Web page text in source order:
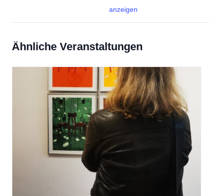
anzeigen
Ähnliche Veranstaltungen